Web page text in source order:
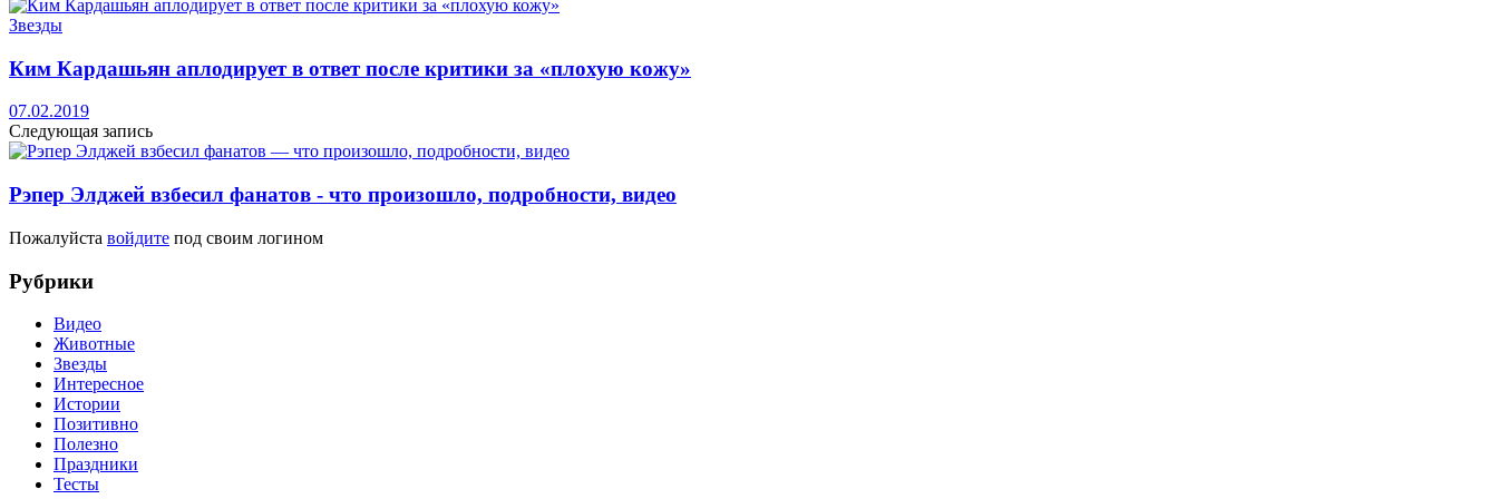
Звезды
Ким Кардашьян аплодирует в ответ после критики за «плохую кожу»
07.02.2019
Следующая запись
Рэпер Элджей взбесил фанатов - что произошло, подробности, видео
Пожалуйста войдите под своим логином
Рубрики
Видео
Животные
Звезды
Интересное
Истории
Позитивно
Полезно
Праздники
Тесты